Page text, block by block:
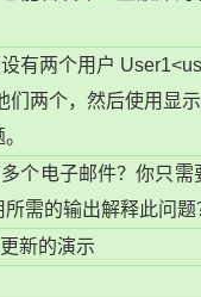
有两个用户 User1<
们两个，然后使用显
个电子邮件？你只
需的输出解释此问题
新的演示